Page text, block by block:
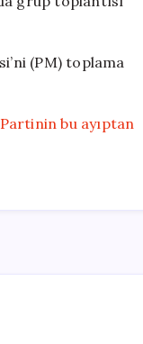
(PM) toplama
bu ayıptan